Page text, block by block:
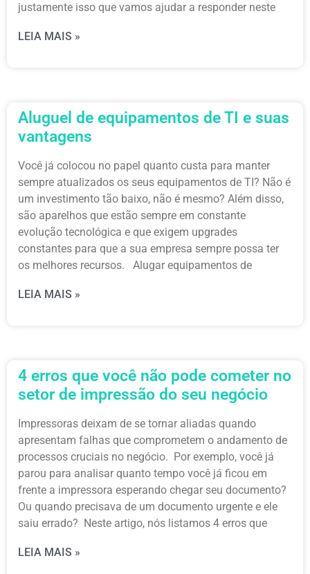
justamente isso que vamos ajudar a responder neste
LEIA MAIS »
Aluguel de equipamentos de TI e suas
vantagens
Você já colocou no papel quanto custa para manter
sempre atualizados os seus equipamentos de TI? Não é
um investimento tão baixo, não é mesmo? Além disso,
são aparelhos que estão sempre em constante
evolução tecnológica e que exigem upgrades
constantes para que a sua empresa sempre possa ter
os melhores recursos. Alugar equipamentos de
LEIA MAIS »
4 erros que você não pode cometer no
setor de impressão do seu negócio
Impressoras deixam de se tornar aliadas quando
apresentam falhas que comprometem o andamento de
processos cruciais no negócio. Por exemplo, você já
parou para analisar quanto tempo você já ficou em
frente a impressora esperando chegar seu documento?
Ou quando precisava de um documento urgente e ele
saiu errado? Neste artigo, nós listamos 4 erros que
LEIA MAIS »